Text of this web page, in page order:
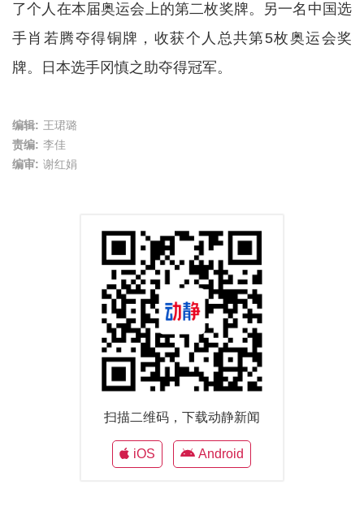
了个人在本届奥运会上的第二枚奖牌。另一名中国选
手肖若腾夺得铜牌，收获个人总共第5枚奥运会奖
牌。日本选手冈慎之助夺得冠军。
编辑: 王珺璐
责编: 李佳
编审: 谢红娟
扫描二维码，下载动静新闻
iOS Android